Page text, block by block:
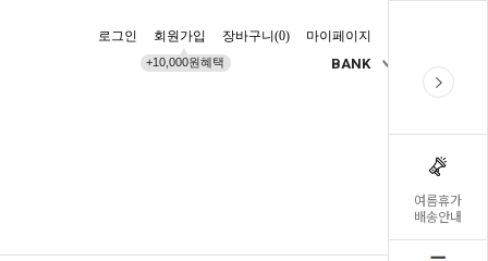
여름휴가
배송안내
로그인 회원가입
+10,000원혜택
장바구니(0) 마이페이지
BANK